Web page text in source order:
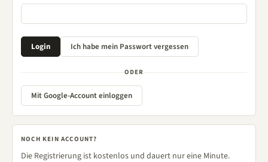
ODER
Mit Google-Account einloggen
NOCH KEIN ACCOUNT?
Die Registrierung ist kostenlos und dauert nur eine Minute.